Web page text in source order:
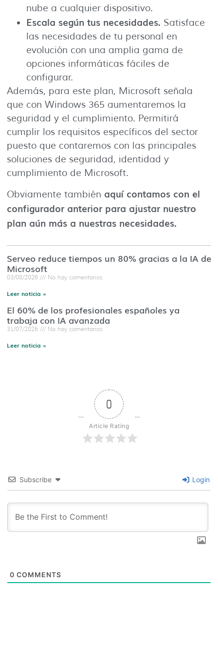
nube a cualquier dispositivo.
Escala según tus necesidades. Satisface
las necesidades de tu personal en
evolución con una amplia gama de
opciones informáticas fáciles de
configurar.
Además, para este plan, Microsoft señala
que con Windows 365 aumentaremos la
seguridad y el cumplimiento. Permitirá
cumplir los requisitos específicos del sector
puesto que contaremos con las principales
soluciones de seguridad, identidad y
cumplimiento de Microsoft.
Obviamente también aquí contamos con el
configurador anterior para ajustar nuestro
plan aún más a nuestras necesidades.
Serveo reduce tiempos un 80% gracias a la IA de
Microsoft
03/08/2026 No hay comentarios
Leer noticia »
El 60% de los profesionales españoles ya
trabaja con IA avanzada
31/07/2026 No hay comentarios
Leer noticia »
0
Article Rating
Subscribe Login
0 COMMENTS